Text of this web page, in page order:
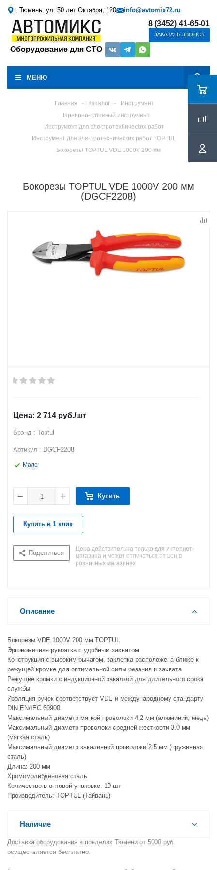
г. Тюмень, ул. 50 лет Октября, 120 info@avtomix72.ru
Оборудование для СТО
8 (3452) 41-65-01
ЗАКАЗАТЬ ЗВОНОК
МЕНЮ
Главная - Каталог -
Инструмент
Шарнирно-губцевый инструмент
Инструмент для электротехнических работ
Инструмент для электротехнических работ TOPTUL
Бокорезы TOPTUL VDE 1000V 200 мм
Бокорезы TOPTUL VDE 1000V 200 мм
(DGCF2208)
2 714 руб./шт
Брэнд : Toptul
Артикул : DGCF2208
Мало
Купить
Купить в 1 клик
Поделиться
Цена действительна только для интернет-
магазина и может отличаться от цен в
розничных магазинах
Описание
Бокорезы VDE 1000V 200 мм TOPTUL
Эргономичная рукоятка с удобным захватом
Конструкция с высоким рычагом, заклепка расположена ближе к
режущей кромке для оптимальной силы резания и захвата
Режущие кромки с индукционной закалкой для длительного срока
службы
Изоляция ручек соответствует VDE и международному стандарту
DIN EN/IEC 60900
Максимальный диаметр мягкой проволоки 4.2 мм (алюминий, медь)
Максимальный диаметр проволоки средней жесткости 3.0 мм
(мягкая сталь)
Максимальный диаметр закаленной проволоки 2.5 мм (пружинная
сталь)
Длина: 200 мм
Хромомолибденовая сталь
Количество в оптовой упаковке: 10 шт
Производитель: TOPTUL (Тайвань)
Наличие
Доставка оборудования в пределах Тюмени от 5000 руб.
осуществляется бесплатно.